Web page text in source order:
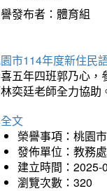
發布者：體育組
市114年度新住民
五年四班郭乃心，
奕廷老師全力協助
文
榮譽事項：桃園
發佈單位：教務處
建立時間：2025-
瀏覽次數：320